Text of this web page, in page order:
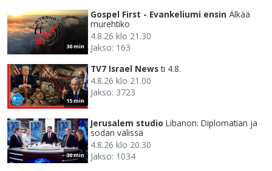
30 min
Gospel First - Evankeliumi ensin Älkää
murehtiko
4.8.26 klo 21.30
Jakso: 163
15 min
TV7 Israel News ti 4.8.
4.8.26 klo 21.00
Jakso: 3723
30 min
Jerusalem studio Libanon: Diplomatian ja
sodan välissä
4.8.26 klo 20.30
Jakso: 1034